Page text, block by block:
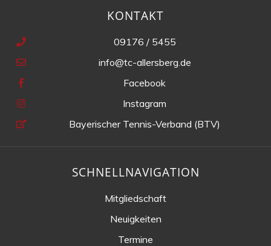
KONTAKT
09176 / 5455
info@tc-allersberg.de
Facebook
Instagram
Bayerischer Tennis-Verband (BTV)
SCHNELLNAVIGATION
Mitgliedschaft
Neuigkeiten
Termine